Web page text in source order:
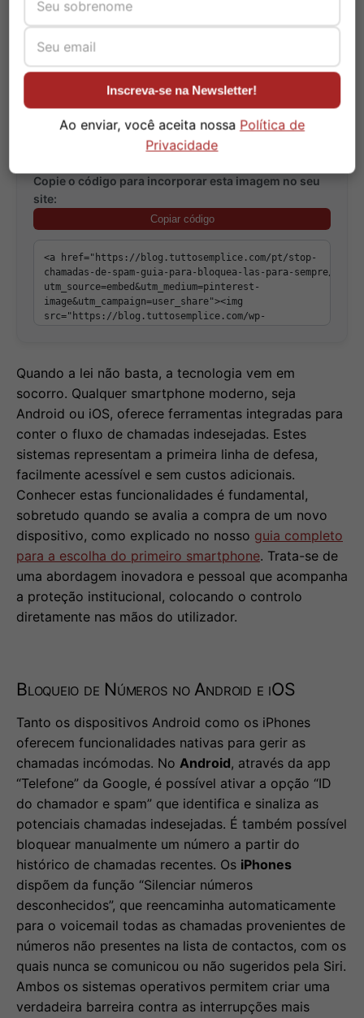
legais permite bloquear definitivamente as
chamadas de spam.
Copie o código para incorporar esta imagem no seu
site:
Copiar código
Quando a lei não basta, a tecnologia vem em
socorro. Qualquer smartphone moderno, seja
Android ou iOS, oferece ferramentas integradas para
conter o fluxo de chamadas indesejadas. Estes
sistemas representam a primeira linha de defesa,
facilmente acessível e sem custos adicionais.
Conhecer estas funcionalidades é fundamental,
sobretudo quando se avalia a compra de um novo
dispositivo, como explicado no nosso guia completo
para a escolha do primeiro smartphone. Trata-se de
uma abordagem inovadora e pessoal que acompanha
a proteção institucional, colocando o controlo
diretamente nas mãos do utilizador.
Bloqueio de Números no Android e iOS
Tanto os dispositivos Android como os iPhones
oferecem funcionalidades nativas para gerir as
chamadas incómodas. No Android, através da app
“Telefone” da Google, é possível ativar a opção “ID
do chamador e spam” que identifica e sinaliza as
potenciais chamadas indesejadas. É também possível
bloquear manualmente um número a partir do
histórico de chamadas recentes. Os iPhones
dispõem da função “Silenciar números
desconhecidos”, que reencaminha automaticamente
para o voicemail todas as chamadas provenientes de
números não presentes na lista de contactos, com os
quais nunca se comunicou ou não sugeridos pela Siri.
Ambos os sistemas operativos permitem criar uma
verdadeira barreira contra as interrupções mais
Inscreva-se na Newsletter!
Ao enviar, você aceita nossa Política de
Privacidade